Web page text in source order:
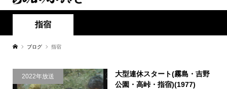
指宿
ブログ 指宿
2022年放送
大型連休スタート(霧島・吉野
公園・高峠・指宿)(1977)